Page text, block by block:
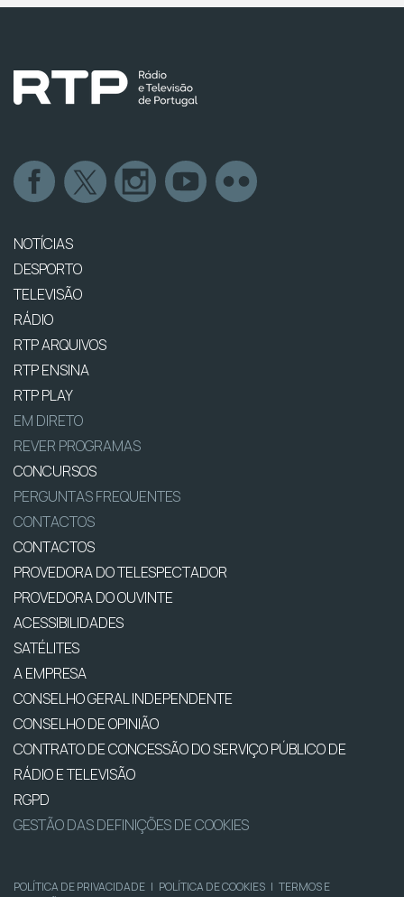
NOTÍCIAS
DESPORTO
TELEVISÃO
RÁDIO
RTP ARQUIVOS
RTP ENSINA
RTP PLAY
EM DIRETO
REVER PROGRAMAS
CONCURSOS
PERGUNTAS FREQUENTES
CONTACTOS
CONTACTOS
PROVEDORA DO TELESPECTADOR
PROVEDORA DO OUVINTE
ACESSIBILIDADES
SATÉLITES
A EMPRESA
CONSELHO GERAL INDEPENDENTE
CONSELHO DE OPINIÃO
CONTRATO DE CONCESSÃO DO SERVIÇO PÚBLICO DE
RÁDIO E TELEVISÃO
RGPD
GESTÃO DAS DEFINIÇÕES DE COOKIES
POLÍTICA DE PRIVACIDADE | POLÍTICA DE COOKIES | TERMOS E